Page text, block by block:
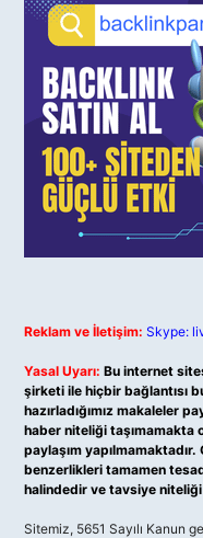
Reklam ve İletişim: Skype:
Yasal Uyarı: Bu internet
şirketi ile hiçbir bağlantısı
hazırladığımız makaleler
haber niteliği taşımamakta
paylaşım
benzerlikleri tamamen
halindedir ve tavsiye niteliği
Sitemiz, 5651 Sayılı Kanun